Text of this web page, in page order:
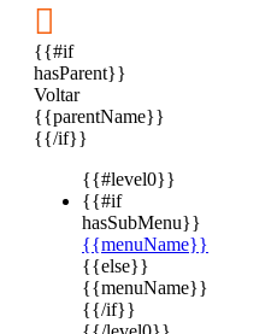

{{#if
hasParent}}
Voltar
{{parentName}}
{{/if}}
{{#level0}}
{{#if
hasSubMenu}}
{{menuName}}
{{else}}
{{menuName}}
{{/if}}